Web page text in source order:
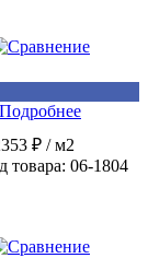
Подробнее
₽ / м2
товара: 06-1804